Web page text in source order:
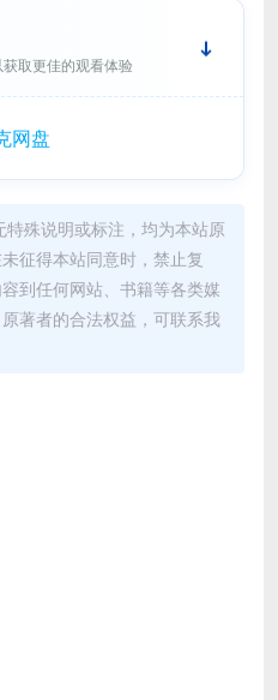
取更佳的观看体验
网盘
殊说明或标注，均为本站原
征得本站同意时，禁止复
到任何网站、书籍等各类媒
著者的合法权益，可联系我